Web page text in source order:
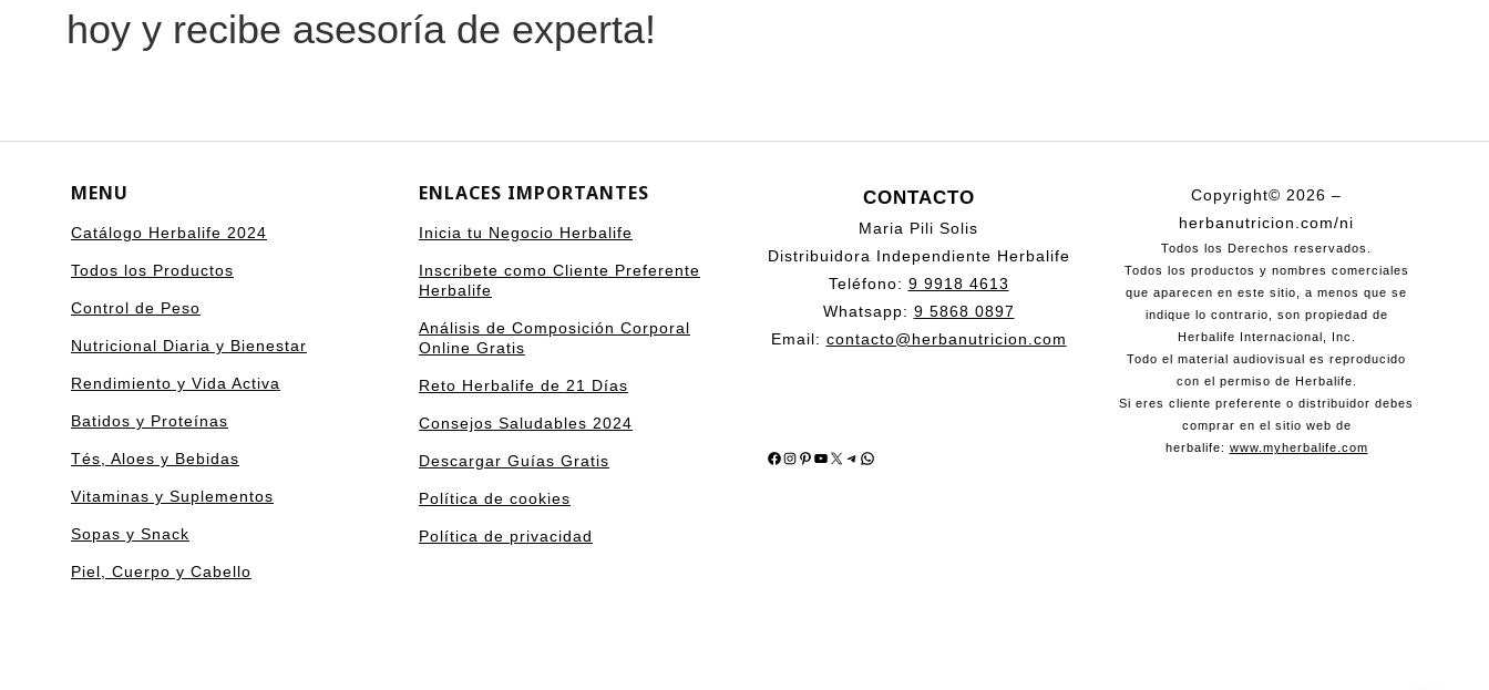
hoy y recibe asesoría de experta!
MENU
Catálogo Herbalife 2024
Todos los Productos
Control de Peso
Nutricional Diaria y Bienestar
Rendimiento y Vida Activa
Batidos y Proteínas
Tés, Aloes y Bebidas
Vitaminas y Suplementos
Sopas y Snack
Piel, Cuerpo y Cabello
ENLACES IMPORTANTES
Inicia tu Negocio Herbalife
Inscribete como Cliente Preferente
Herbalife
Análisis de Composición Corporal
Online Gratis
Reto Herbalife de 21 Días
Consejos Saludables 2024
Descargar Guías Gratis
Política de cookies
Política de privacidad
CONTACTO
Maria Pili Solis
Distribuidora Independiente Herbalife
Teléfono: 9 9918 4613
Whatsapp: 9 5868 0897
Email: contacto@herbanutricion.com
Facebook
Instagram
Pinterest
YouTube
X Telegram
WhatsApp
Copyright© 2026 –
herbanutricion.com/ni
Todos los Derechos reservados.
Todos los productos y nombres comerciales
que aparecen en este sitio, a menos que se
indique lo contrario, son propiedad de
Herbalife Internacional, Inc.
Todo el material audiovisual es reproducido
con el permiso de Herbalife.
Si eres cliente preferente o distribuidor debes
comprar en el sitio web de
herbalife: www.myherbalife.com